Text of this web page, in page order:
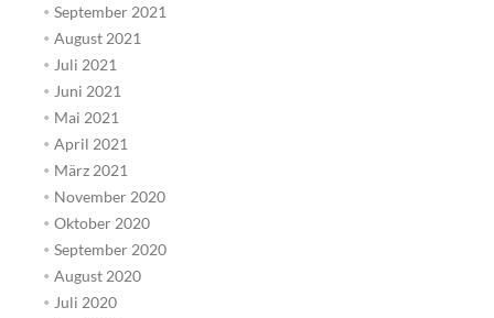
September 2021
August 2021
Juli 2021
Juni 2021
Mai 2021
April 2021
März 2021
November 2020
Oktober 2020
September 2020
August 2020
Juli 2020